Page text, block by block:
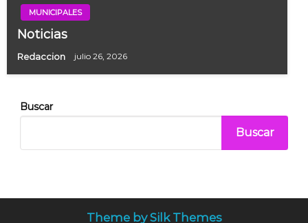
MUNICIPALES
Noticias
Redaccion julio 26, 2026
Buscar
Buscar
Theme by Silk Themes